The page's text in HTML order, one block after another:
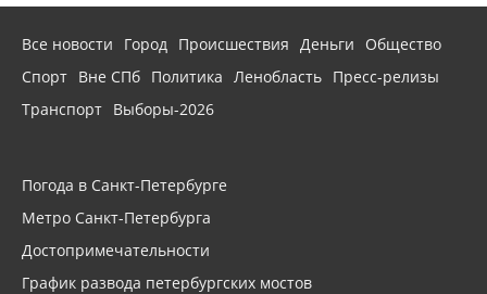
Все новости Город Происшествия Деньги
Общество
Спорт Вне СПб Политика Ленобласть Пресс-релизы
Транспорт Выборы-2026
Погода в Санкт-Петербурге
Метро Санкт-Петербурга
Достопримечательности
График развода петербургских мостов